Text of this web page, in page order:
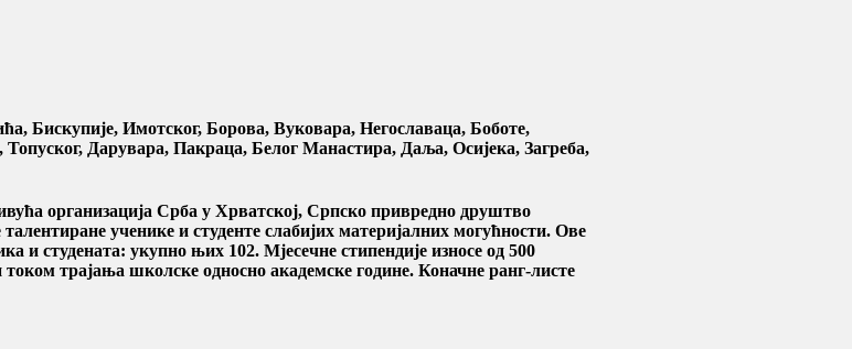
Бискупије, Имотског, Борова, Вуковара, Негославаца, Боботе,
Дарувара, Пакраца, Белог Манастира, Даља, Осијека, Загреба,
организација Срба у Хрватској, Српско привредно друштво
ученике и студенте слабијих материјалних могућности. Ове
и студената: укупно њих 102. Мјесечне стипендије износе од 500
током трајања школске односно академске године. Коначне ранг-листе